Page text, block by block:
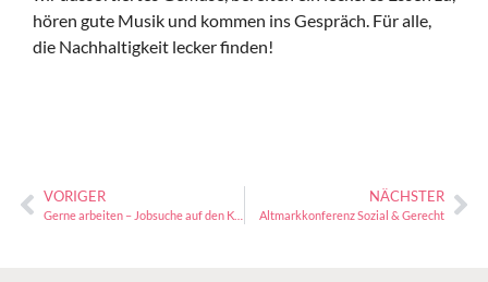
hören gute Musik und kommen ins Gespräch. Für alle,
die Nachhaltigkeit lecker finden!
VORIGER NÄCHSTER
Altmarkkonferenz Sozial & Gerecht